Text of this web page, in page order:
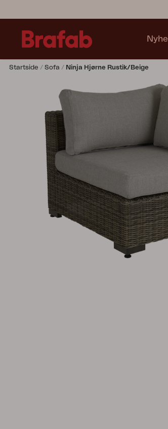
Café sets
Lænestol
Udekøkken
Solseng
Hængesofa
Parasol
Startside Sofa Ninja Hjørne Rustik/beige